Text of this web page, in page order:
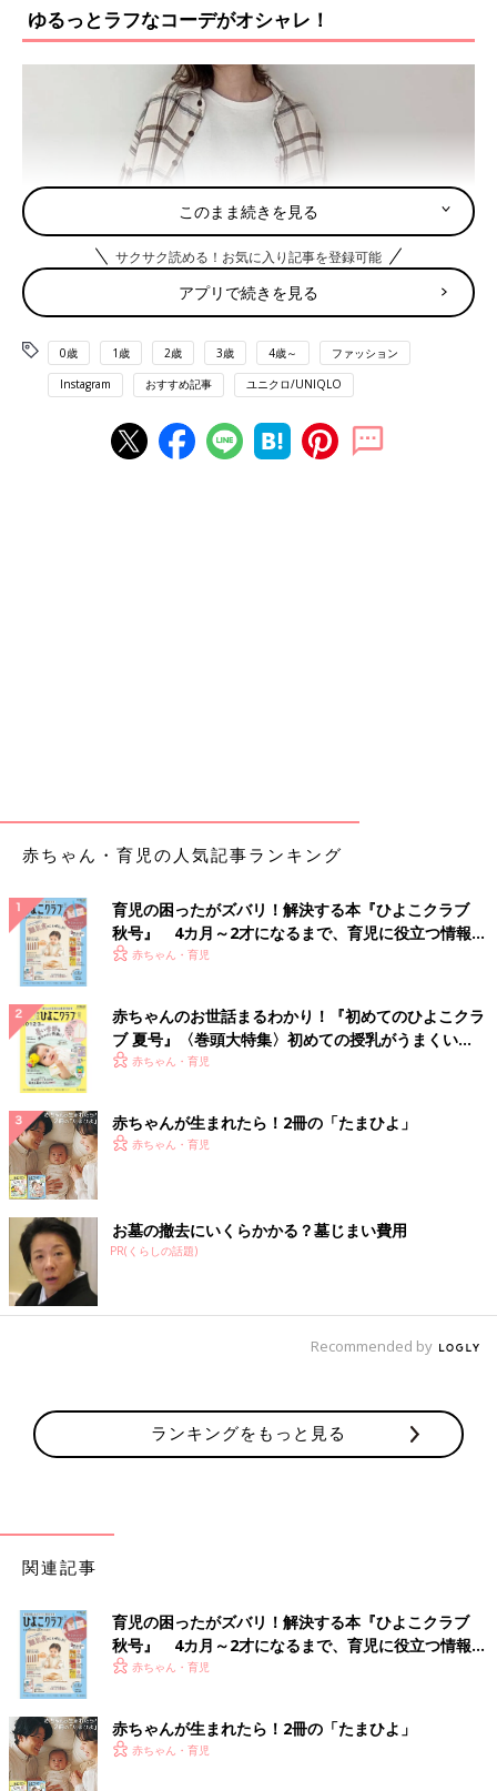
ターの仕事のかたわら、SNSやブログでは育児
日記を中心に更新しています。まっすぐで一生
懸命、ちょっとおっちょこちょいなあきばさや
かさんが描く育児漫画は、親近感たっぷりでク
スツと笑えるものばかり。 インタビューの前編
【出産・育児編】では、あきばさやかさんの妊
娠や出産、育児中のエピソードをお聞きしまし
た。後編【ママファッション編】では、以前か
らオシャレ迷子というあきばさやかさんが産後
のオシャレで悩んだことや、育児中のファッシ
ョン事情を教えてもらいました。
ゆるっとラフなコーデがオシャレ！
出典：Instagramアカウント「hk__908」
SAYAさんは息子さんと親子コーデを。トップスはユニクロ
ンツは古着屋、靴はVANSだそう。全身ホワイトで合わせたワン
トーンコーデに！春らしく爽やかな雰囲気ですね。上品なカジュ
アルコーデ、カッコいいです！
マウンテンパーカーでモノトーンコーデ
このまま続きを見る
サクサク読める！お気に入り記事を登録可能
アプリで続きを見る
0歳 1歳 2歳 3歳 4歳～ ファッション
Instagram おすすめ記事 ユニクロ/UNIQLO
赤ちゃん・育児の人気記事ランキング
育児の困ったがズバリ！解決する本『ひよこクラブ
秋号』 4カ月～2才になるまで、育児に役立つ情報が
いっぱい！
赤ちゃん・育児
赤ちゃんのお世話まるわかり！『初めてのひよこクラ
ブ 夏号』〈巻頭大特集〉初めての授乳がうまくい
く！ おっぱい・ミルクの基本と夏のトラブル 解決テ
赤ちゃん・育児
赤ちゃんが生まれたら！2冊の「たまひよ」
赤ちゃん・育児
お墓の撤去にいくらかかる？墓じまい費用
PR(くらしの話題)
Recommended by
ランキングをもっと見る
関連記事
育児の困ったがズバリ！解決する本『ひよこクラブ
秋号』 4カ月～2才になるまで、育児に役立つ情報が
いっぱい！
赤ちゃん・育児
赤ちゃんが生まれたら！2冊の「たまひよ」
赤ちゃん・育児